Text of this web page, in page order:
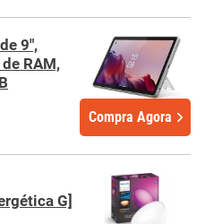
9",
RAM,
Compra Agora
G]